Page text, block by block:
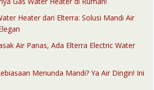
Heater dari Elterra: Solusi Mandi Air
Air Panas, Ada Elterra Electric Water
Menunda Mandi? Ya Air Dingin! Ini